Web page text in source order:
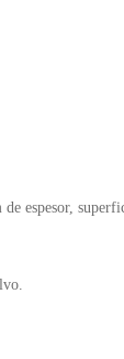
espesor,